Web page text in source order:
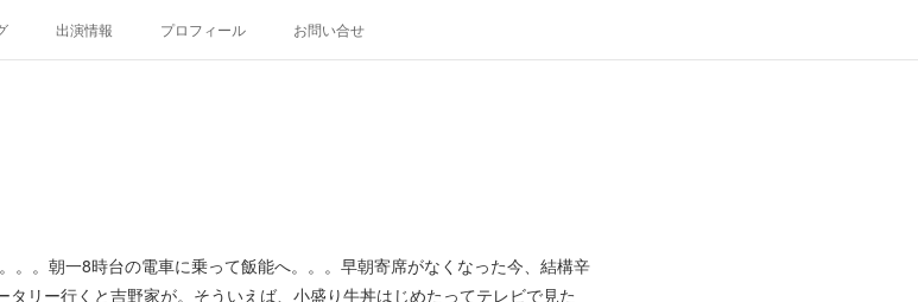
出演情報 プロフィール お問い合せ
。。朝一8時台の電車に乗って飯能へ。。。早朝寄席がなくなった今、結構辛
リー行くと吉野家が。そういえば、小盛り牛丼はじめたってテレビで見た